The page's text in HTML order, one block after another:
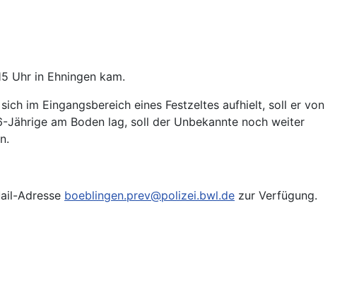
Uhr in Ehningen kam.
im Eingangsbereich eines Festzeltes aufhielt, soll er von
am Boden lag, soll der Unbekannte noch weiter
Adresse boeblingen.prev@polizei.bwl.de zur Verfügung.